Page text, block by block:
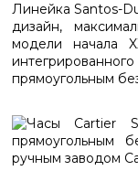
Линейка Santos-
дизайн,
модели начала
прямоугольным